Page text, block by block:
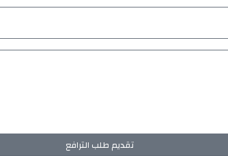
تقديم طلب الترافع